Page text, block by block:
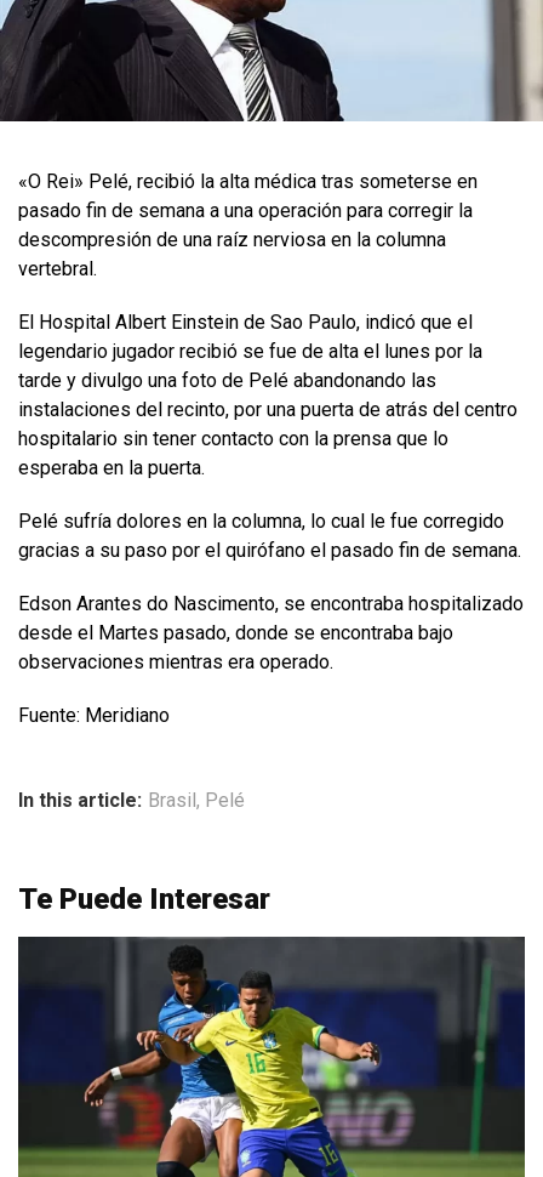
«O Rei» Pelé, recibió la alta médica tras someterse en
pasado fin de semana a una operación para corregir la
descompresión de una raíz nerviosa en la columna
vertebral.
El Hospital Albert Einstein de Sao Paulo, indicó que el
legendario jugador recibió se fue de alta el lunes por la
tarde y divulgo una foto de Pelé abandonando las
instalaciones del recinto, por una puerta de atrás del centro
hospitalario sin tener contacto con la prensa que lo
esperaba en la puerta.
Pelé sufría dolores en la columna, lo cual le fue corregido
gracias a su paso por el quirófano el pasado fin de semana.
Edson Arantes do Nascimento, se encontraba hospitalizado
desde el Martes pasado, donde se encontraba bajo
observaciones mientras era operado.
Fuente: Meridiano
In this article: Brasil , Pelé
Te Puede Interesar